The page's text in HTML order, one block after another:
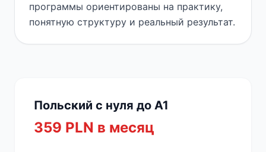
программы ориентированы на практику,
понятную структуру и реальный результат.
Польский с нуля до A1
359 PLN в месяц